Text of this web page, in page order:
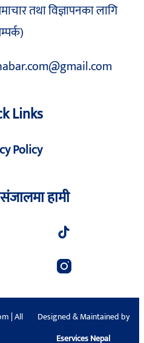
तथा विज्ञापनका लागि
Links
Policy
हामी
| All
Designed & Maintained by
Eservices Nepal